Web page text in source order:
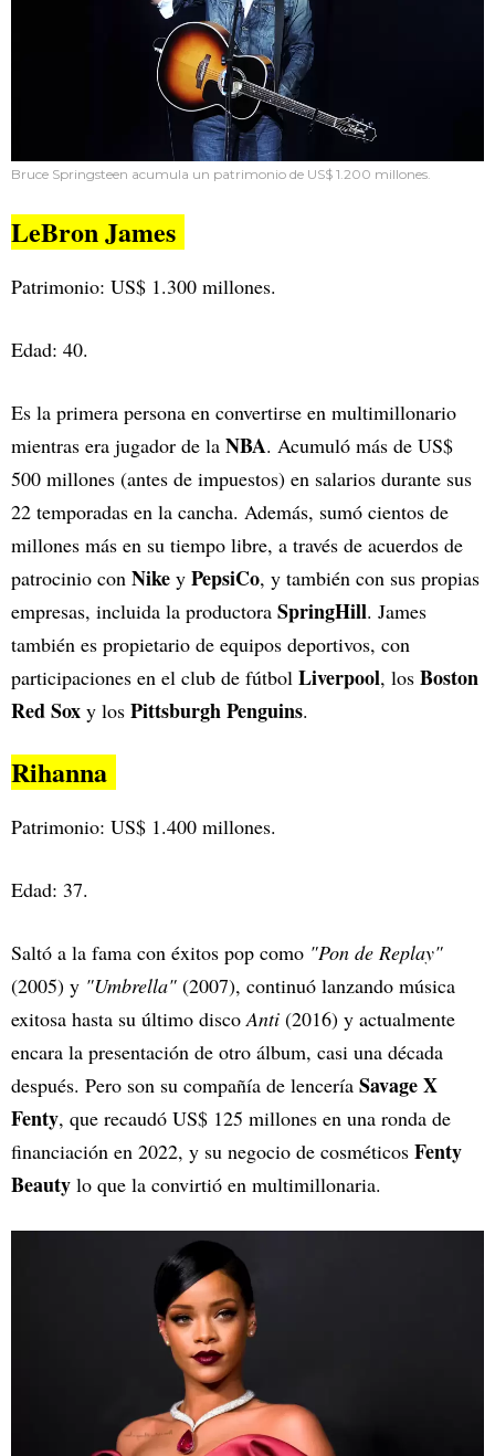
Bruce Springsteen acumula un patrimonio de US$ 1.200 millones.
LeBron James
Patrimonio: US$ 1.300 millones.
Edad: 40.
Es la primera persona en convertirse en multimillonario
mientras era jugador de la NBA. Acumuló más de US$
500 millones (antes de impuestos) en salarios durante sus
22 temporadas en la cancha. Además, sumó cientos de
millones más en su tiempo libre, a través de acuerdos de
patrocinio con Nike y PepsiCo, y también con sus propias
empresas, incluida la productora SpringHill. James
también es propietario de equipos deportivos, con
participaciones en el club de fútbol Liverpool, los Boston
Red Sox y los Pittsburgh Penguins.
Rihanna
Patrimonio: US$ 1.400 millones.
Edad: 37.
Saltó a la fama con éxitos pop como "Pon de Replay"
(2005) y "Umbrella" (2007), continuó lanzando música
exitosa hasta su último disco Anti (2016) y actualmente
encara la presentación de otro álbum, casi una década
después. Pero son su compañía de lencería Savage X
Fenty, que recaudó US$ 125 millones en una ronda de
financiación en 2022, y su negocio de cosméticos Fenty
Beauty lo que la convirtió en multimillonaria.